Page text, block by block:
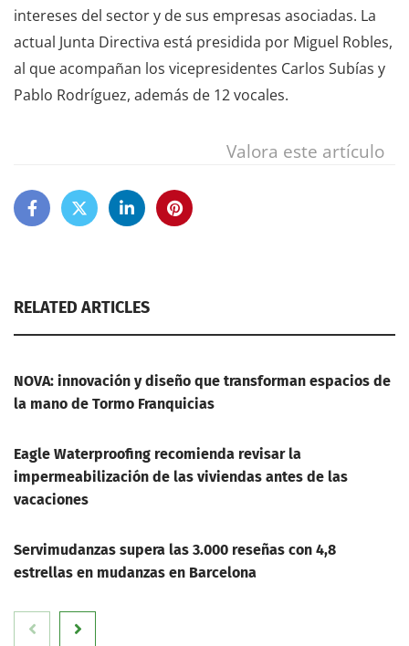
intereses del sector y de sus empresas asociadas. La
actual Junta Directiva está presidida por Miguel Robles,
al que acompañan los vicepresidentes Carlos Subías y
Pablo Rodríguez, además de 12 vocales.
Valora este artículo
RELATED ARTICLES
NOVA: innovación y diseño que transforman espacios de
la mano de Tormo Franquicias
Eagle Waterproofing recomienda revisar la
impermeabilización de las viviendas antes de las
vacaciones
Servimudanzas supera las 3.000 reseñas con 4,8
estrellas en mudanzas en Barcelona